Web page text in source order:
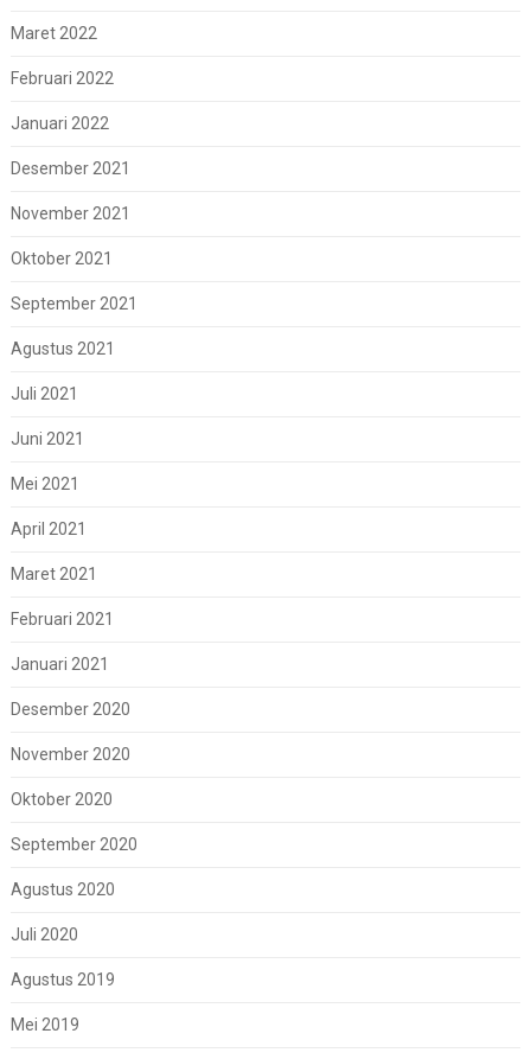
Maret 2022
Februari 2022
Januari 2022
Desember 2021
November 2021
Oktober 2021
September 2021
Agustus 2021
Juli 2021
Juni 2021
Mei 2021
April 2021
Maret 2021
Februari 2021
Januari 2021
Desember 2020
November 2020
Oktober 2020
September 2020
Agustus 2020
Juli 2020
Agustus 2019
Mei 2019